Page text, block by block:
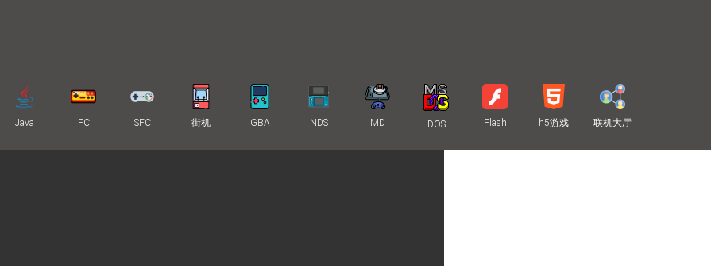
Java FC SFC 街机 GBA NDS MD DOS Flash h5游戏 联机大厅